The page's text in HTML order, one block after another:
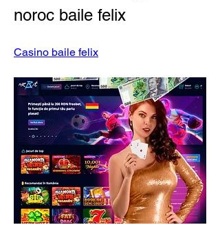
noroc baile felix
Casino baile felix